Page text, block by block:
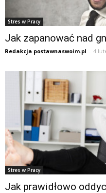
Stres w Pracy
Jak zapanować nad
Redakcja postawnaswoim.pl - 4
Stres w Pracy
Jak prawidłowo